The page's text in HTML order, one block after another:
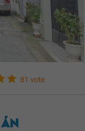
81 vote